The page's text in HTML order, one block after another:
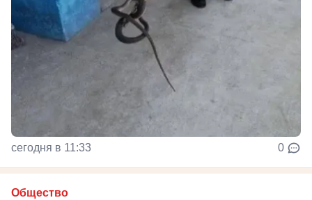
сегодня в 11:33 0
Общество